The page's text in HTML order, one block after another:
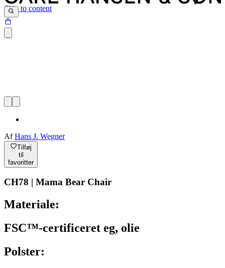
Skip to content
AfHans J. Wegner
Tilføj
til
favoritter
CH78 | Mama Bear Chair
Materiale:
FSC™-certificeret eg, olie
Polster: